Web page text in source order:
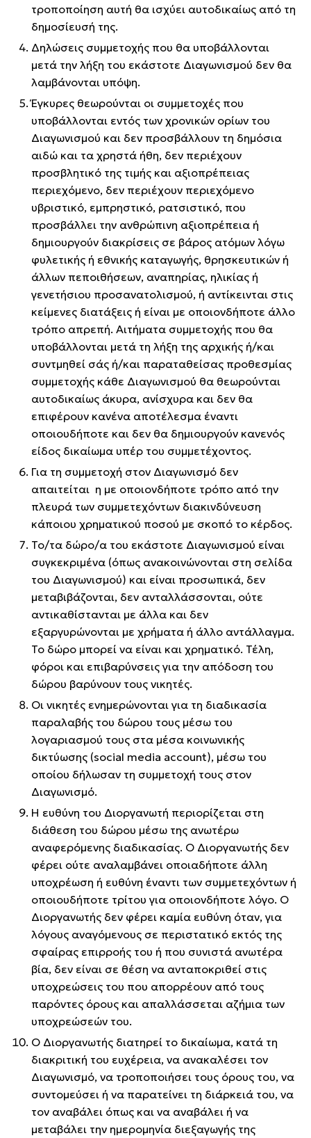
τροποποίηση αυτή θα ισχύει αυτοδικαίως από τη
δημοσίευσή της.
Δηλώσεις συμμετοχής που θα υποβάλλονται
μετά την λήξη του εκάστοτε Διαγωνισμού δεν θα
λαμβάνονται υπόψη.
Έγκυρες θεωρούνται οι συμμετοχές που
υποβάλλονται εντός των χρονικών ορίων του
Διαγωνισμού και δεν προσβάλλουν τη δημόσια
αιδώ και τα χρηστά ήθη, δεν περιέχουν
προσβλητικό της τιμής και αξιοπρέπειας
περιεχόμενο, δεν περιέχουν περιεχόμενο
υβριστικό, εμπρηστικό, ρατσιστικό, που
προσβάλλει την ανθρώπινη αξιοπρέπεια ή
δημιουργούν διακρίσεις σε βάρος ατόμων λόγω
φυλετικής ή εθνικής καταγωγής, θρησκευτικών ή
άλλων πεποιθήσεων, αναπηρίας, ηλικίας ή
γενετήσιου προσανατολισμού, ή αντίκεινται στις
κείμενες διατάξεις ή είναι με οποιονδήποτε άλλο
τρόπο απρεπή. Αιτήματα συμμετοχής που θα
υποβάλλονται μετά τη λήξη της αρχικής ή/και
συντμηθεί σάς ή/και παραταθείσας προθεσμίας
συμμετοχής κάθε Διαγωνισμού θα θεωρούνται
αυτοδικαίως άκυρα, ανίσχυρα και δεν θα
επιφέρουν κανένα αποτέλεσμα έναντι
οποιουδήποτε και δεν θα δημιουργούν κανενός
είδος δικαίωμα υπέρ του συμμετέχοντος.
Για τη συμμετοχή στον Διαγωνισμό δεν
απαιτείται η με οποιονδήποτε τρόπο από την
πλευρά των συμμετεχόντων διακινδύνευση
κάποιου χρηματικού ποσού με σκοπό το κέρδος.
Το/τα δώρο/α του εκάστοτε Διαγωνισμού είναι
συγκεκριμένα (όπως ανακοινώνονται στη σελίδα
του Διαγωνισμού) και είναι προσωπικά, δεν
μεταβιβάζονται, δεν ανταλλάσσονται, ούτε
αντικαθίστανται με άλλα και δεν
εξαργυρώνονται με χρήματα ή άλλο αντάλλαγμα.
Το δώρο μπορεί να είναι και χρηματικό. Τέλη,
φόροι και επιβαρύνσεις για την απόδοση του
δώρου βαρύνουν τους νικητές.
Oι νικητές ενημερώνονται για τη διαδικασία
παραλαβής του δώρου τους μέσω του
λογαριασμού τους στα μέσα κοινωνικής
δικτύωσης (social media account), μέσω του
οποίου δήλωσαν τη συμμετοχή τους στον
Διαγωνισμό.
Η ευθύνη του Διοργανωτή περιορίζεται στη
διάθεση του δώρου μέσω της ανωτέρω
αναφερόμενης διαδικασίας. Ο Διοργανωτής δεν
φέρει ούτε αναλαμβάνει οποιαδήποτε άλλη
υποχρέωση ή ευθύνη έναντι των συμμετεχόντων ή
οποιουδήποτε τρίτου για οποιονδήποτε λόγο. Ο
Διοργανωτής δεν φέρει καμία ευθύνη όταν, για
λόγους αναγόμενους σε περιστατικό εκτός της
σφαίρας επιρροής του ή που συνιστά ανωτέρα
βία, δεν είναι σε θέση να ανταποκριθεί στις
υποχρεώσεις του που απορρέουν από τους
παρόντες όρους και απαλλάσσεται αζήμια των
υποχρεώσεών του.
Ο Διοργανωτής διατηρεί το δικαίωμα, κατά τη
διακριτική του ευχέρεια, να ανακαλέσει τον
Διαγωνισμό, να τροποποιήσει τους όρους του, να
συντομεύσει ή να παρατείνει τη διάρκειά του, να
τον αναβάλει όπως και να αναβάλει ή να
μεταβάλει την ημερομηνία διεξαγωγής της